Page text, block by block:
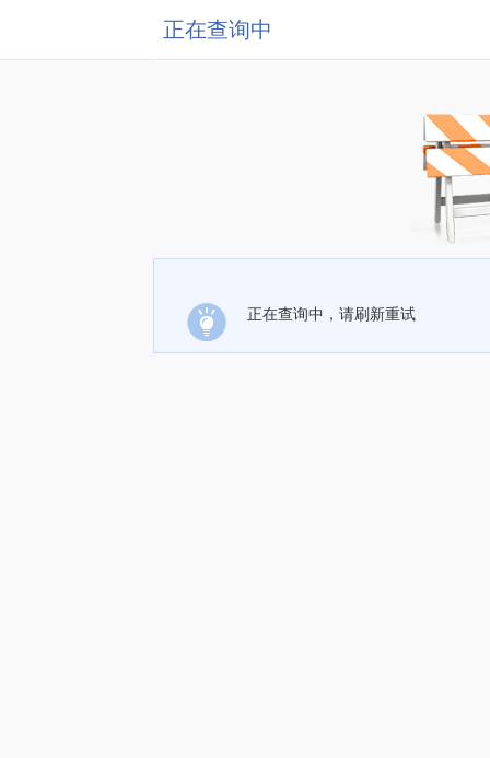
正在查询中
正在查询中，请刷新重试